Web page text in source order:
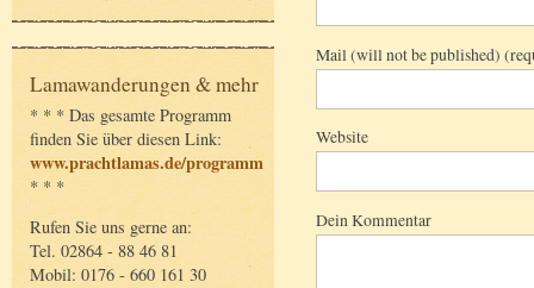
Lamawanderungen & mehr
* * * Das gesamte Programm
finden Sie über diesen Link:
www.prachtlamas.de/programm
* * *
Rufen Sie uns gerne an:
Tel. 02864 - 88 46 81
Mobil: 0176 - 660 161 30
Mail (will not be published)
Website
Dein Kommentar